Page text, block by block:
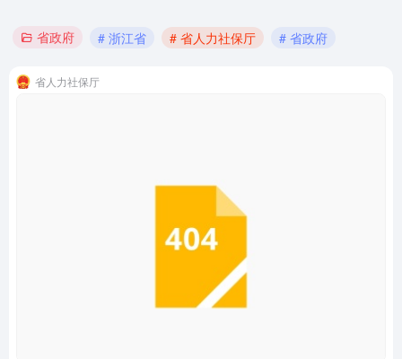
省政府 # 浙江省 # 省人力社保厅 # 省政府
省人力社保厅